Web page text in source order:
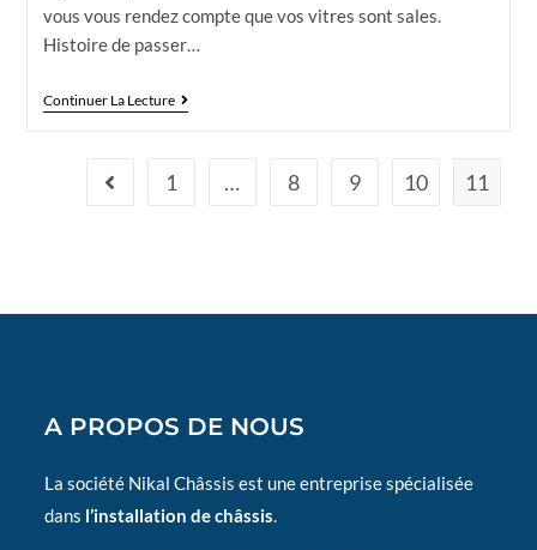
vous vous rendez compte que vos vitres sont sales.
Histoire de passer…
Continuer La Lecture
1 … 8 9 10 11
A PROPOS DE NOUS
La société Nikal Châssis est une entreprise spécialisée
dans l’installation de châssis.